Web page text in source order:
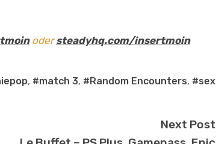
odersteadyhq.com/insertmoin
, #match 3, #Random Encounters, #sex
Next Post